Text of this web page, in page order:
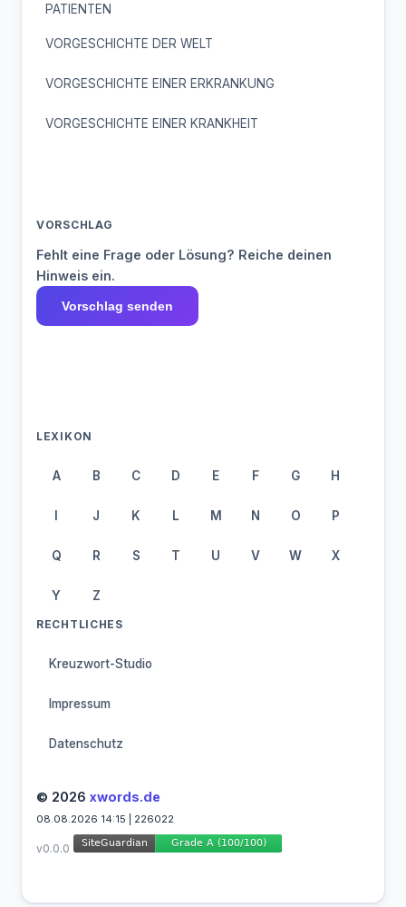
PATIENTEN
VORGESCHICHTE DER WELT
VORGESCHICHTE EINER ERKRANKUNG
VORGESCHICHTE EINER KRANKHEIT
VORSCHLAG
Fehlt eine Frage oder Lösung? Reiche deinen
Hinweis ein.
Vorschlag senden
LEXIKON
A B C D E F G H
I J K L M N O P
Q R S T U V W X
Y Z
RECHTLICHES
Kreuzwort-Studio
Impressum
Datenschutz
© 2026 xwords.de
08.08.2026 14:15 | 226022
v0.0.0